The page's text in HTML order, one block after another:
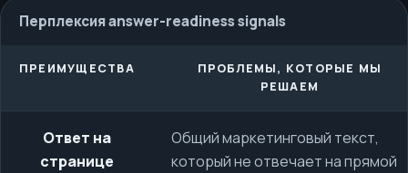
Перплексия answer-readiness signals
ПРЕИМУЩЕСТВА
ПРОБЛЕМЫ, КОТОРЫЕ МЫ
РЕШАЕМ
Ответ на
странице
Общий маркетинговый текст,
который не отвечает на прямой